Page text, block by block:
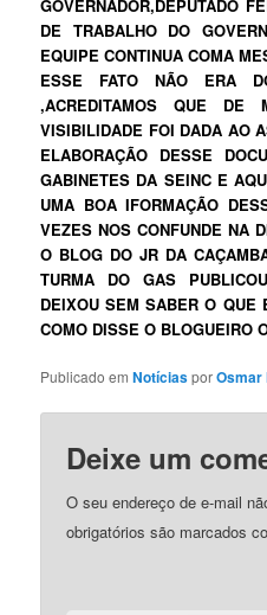
GOVERNADOR,DEPUTADO
DE TRABALHO DO
EQUIPE CONTINUA COMA
ESSE FATO NÃO ERA
,ACREDITAMOS QUE DE
VISIBILIDADE FOI DADA AO
ELABORAÇÃO DESSE
GABINETES DA SEINC E
UMA BOA IFORMAÇÃO
VEZES NOS CONFUNDE NA
O BLOG DO JR DA
TURMA DO GAS
DEIXOU SEM SABER O QUE
COMO DISSE O BLOGUEIRO
Publicado emNotíciasporOsmar
Deixe um
O seu endereço de e-mail
obrigatórios são marcados